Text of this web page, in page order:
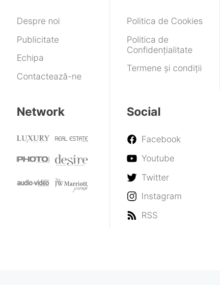
Despre noi
Publicitate
Echipa
Contactează-ne
Politica de Cookies
Politica de
Confidențialitate
Termene și condiții
Network Social
Facebook
Youtube
Twitter
Instagram
RSS